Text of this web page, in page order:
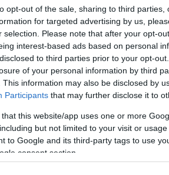
opt-out of the sale, sharing to third
for targeted advertising by us,
selection. Please note that after your opt-
interest-based ads based on personal
to third parties prior to your opt-
of your personal information by third
This information may also be disclosed by
Participants that may further disclose it to
that this website/app uses one or more
but not limited to your visit or
to Google and its third-party tags to use
consent section.